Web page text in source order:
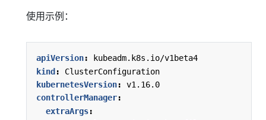
使用示例：
apiVersion:
kubeadm.k8s.io/v1beta4
kind :
ClusterConfiguration
kubernetesVersion:
v1.16.0
controllerManager:
extraArgs: